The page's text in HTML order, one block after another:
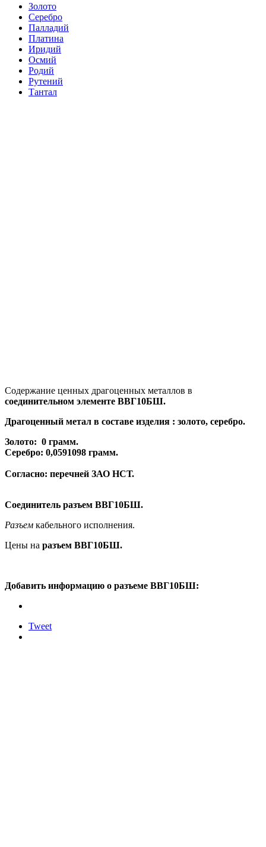
Золото
Серебро
Палладий
Платина
Иридий
Осмий
Родий
Рутений
Тантал
Содержание ценных драгоценных металлов в
соединительном элементе ВВГ10БШ.
Драгоценный метал в составе изделия : золото, серебро.
Золото: 0 грамм.
Серебро: 0,0591098 грамм.
Согласно: перечней ЗАО НСТ.
Соединитель разъем ВВГ10БШ.
Разъем кабельного исполнения.
Цены на разъем ВВГ10БШ.
Добавить информацию о разъеме ВВГ10БШ:
Tweet